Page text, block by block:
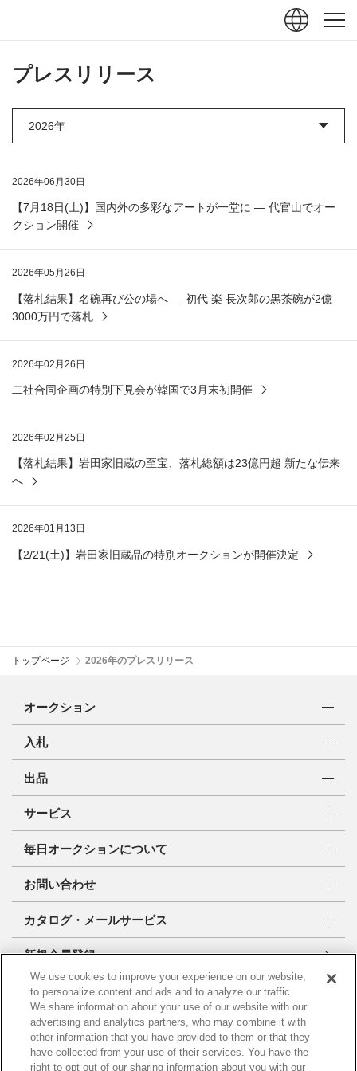
プレスリリース
2026年06月30日
【7月18日(土)】国内外の多彩なアートが一堂に ― 代官山でオー
クション開催
2026年05月26日
【落札結果】名碗再び公の場へ ― 初代 楽 長次郎の黒茶碗が2億
3000万円で落札
2026年02月26日
二社合同企画の特別下見会が韓国で3月末初開催
2026年02月25日
【落札結果】岩田家旧蔵の至宝、落札総額は23億円超 新たな伝来
へ
2026年01月13日
【2/21(土)】岩田家旧蔵品の特別オークションが開催決定
トップページ 2026年のプレスリリース
オークション
入札
出品
サービス
毎日オークションについて
お問い合わせ
カタログ・メールサービス
新規会員登録
株式会社 毎日オークション
東京都公安委員会許可 古物営業許可番号
第307710107529号
We use cookies to improve your experience on our website,
to personalize content and ads and to analyze our traffic.
We share information about your use of our website with our
advertising and analytics partners, who may combine it with
other information that you have provided to them or that they
have collected from your use of their services. You have the
right to opt out of our sharing information about you with our